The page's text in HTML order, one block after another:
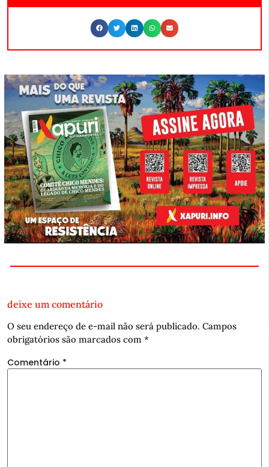
deixe um comentário
O seu endereço de e-mail não será publicado. Campos
obrigatórios são marcados com *
Comentário *